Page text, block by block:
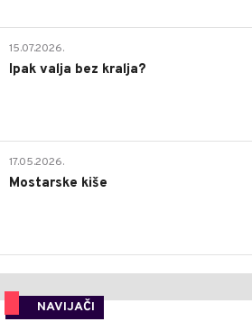
15.07.2026.
Ipak valja bez kralja?
17.05.2026.
Mostarske kiše
NAVIJAČI